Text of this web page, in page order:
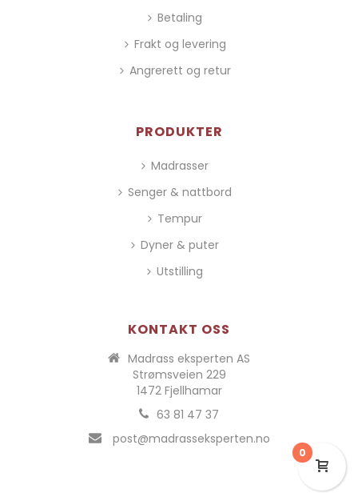
Betaling
Frakt og levering
Angrerett og retur
PRODUKTER
Madrasser
Senger & nattbord
Tempur
Dyner & puter
Utstilling
KONTAKT OSS
Madrass eksperten AS
Strømsveien 229
1472 Fjellhamar
63 81 47 37
post@madrasseksperten.no
0